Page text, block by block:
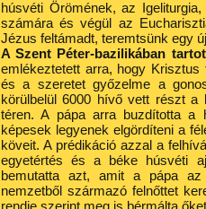
húsvéti Örömének, az
számára és végül az
Jézus feltámadt, teremtsünk egy
A Szent Péter-bazilikában
emlékeztetett arra, hogy
és a szeretet győzelme a
körülbelül 6000 hívő vett részt a
téren. A pápa arra buzdította a
képesek legyenek elgördíteni a
köveit. A prédikáció azzal a
egyetértés és a béke húsvéti
bemutatta azt, amit a pápa
nemzetből származó felnőttet
rendje szerint meg is bérmálta